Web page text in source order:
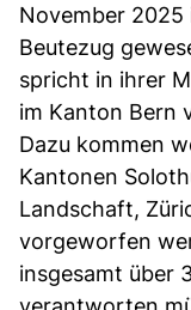
November 2025
Beutezug
spricht in ihrer
im Kanton Bern
Dazu kommen
Kantonen
Landschaft,
vorgeworfen
insgesamt über